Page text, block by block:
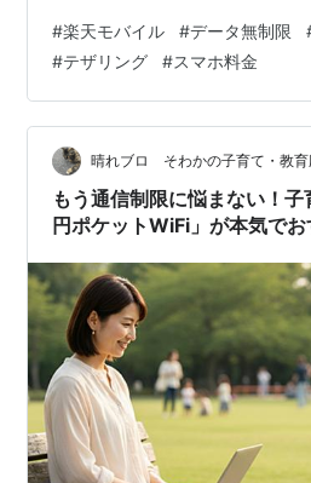
してしまいます。 私も以前は、
にしながらスマホを使うのが常で
ると、ネット検索もSNSの更新
り、ストレスを感じていました
の「Rakuten最強プラン」に出会
ライフは劇的に変わりました！
#楽天モバイル #データ無制限
#テザリング #スマホ料金
晴れブロ そわかの子育て・教育
もう通信制限に悩まない！
円ポケットWiFi」が本気で